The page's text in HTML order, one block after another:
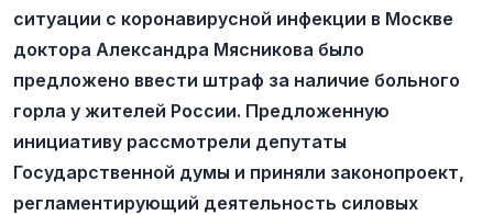
ситуации с коронавирусной инфекции в Москве
доктора Александра Мясникова было
предложено ввести штраф за наличие больного
горла у жителей России. Предложенную
инициативу рассмотрели депутаты
Государственной думы и приняли законопроект,
регламентирующий деятельность силовых